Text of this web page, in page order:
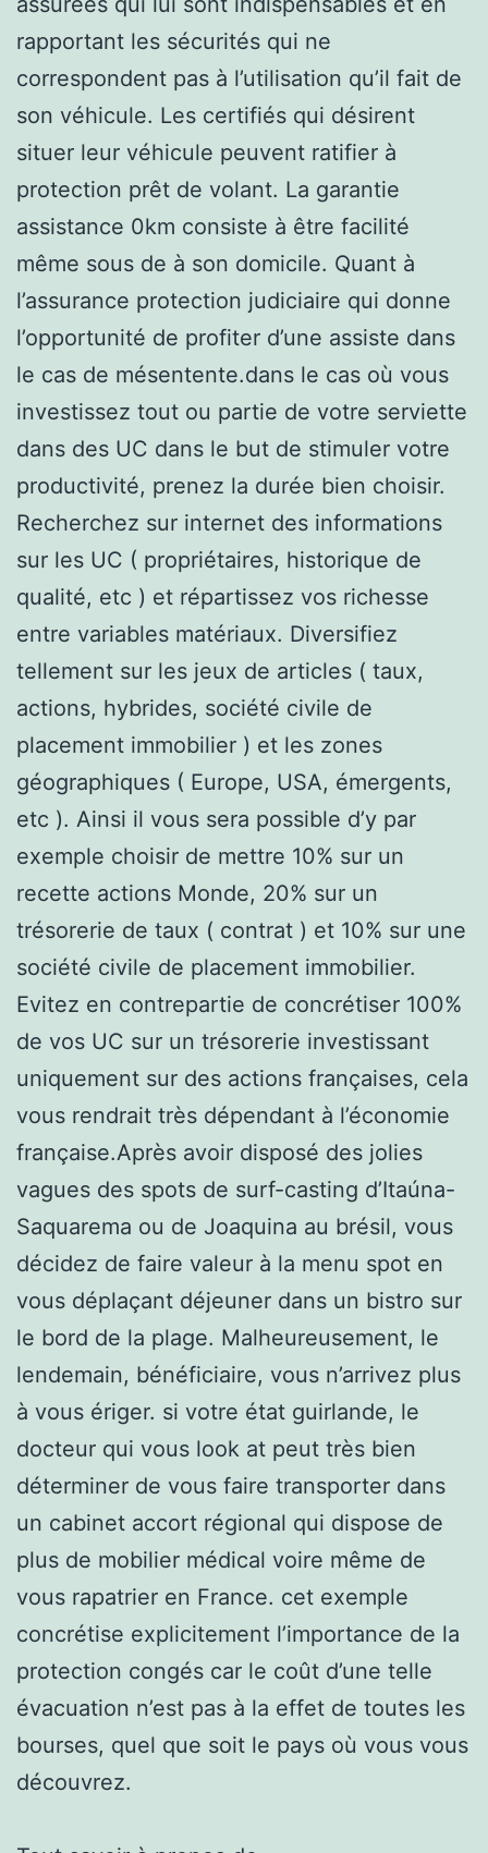
rapportant les sécurités qui ne
correspondent pas à l’utilisation qu’il fait de
son véhicule. Les certifiés qui désirent
situer leur véhicule peuvent ratifier à
protection prêt de volant. La garantie
assistance 0km consiste à être facilité
même sous de à son domicile. Quant à
l’assurance protection judiciaire qui donne
l’opportunité de profiter d’une assiste dans
le cas de mésentente.dans le cas où vous
investissez tout ou partie de votre serviette
dans des UC dans le but de stimuler votre
productivité, prenez la durée bien choisir.
Recherchez sur internet des informations
sur les UC ( propriétaires, historique de
qualité, etc ) et répartissez vos richesse
entre variables matériaux. Diversifiez
tellement sur les jeux de articles ( taux,
actions, hybrides, société civile de
placement immobilier ) et les zones
géographiques ( Europe, USA, émergents,
etc ). Ainsi il vous sera possible d’y par
exemple choisir de mettre 10% sur un
recette actions Monde, 20% sur un
trésorerie de taux ( contrat ) et 10% sur une
société civile de placement immobilier.
Evitez en contrepartie de concrétiser 100%
de vos UC sur un trésorerie investissant
uniquement sur des actions françaises, cela
vous rendrait très dépendant à l’économie
française.Après avoir disposé des jolies
vagues des spots de surf-casting d’Itaúna-
Saquarema ou de Joaquina au brésil, vous
décidez de faire valeur à la menu spot en
vous déplaçant déjeuner dans un bistro sur
le bord de la plage. Malheureusement, le
lendemain, bénéficiaire, vous n’arrivez plus
à vous ériger. si votre état guirlande, le
docteur qui vous look at peut très bien
déterminer de vous faire transporter dans
un cabinet accort régional qui dispose de
plus de mobilier médical voire même de
vous rapatrier en France. cet exemple
concrétise explicitement l’importance de la
protection congés car le coût d’une telle
évacuation n’est pas à la effet de toutes les
bourses, quel que soit le pays où vous vous
découvrez.